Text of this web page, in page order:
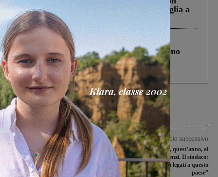
Fiorentino l’uomo che aveva ucciso la figlia a
Levane nel 2020
Cronaca 4 Agosto 2026
Un anno fa la strage in A1 in cui morirono
Gianni, Giulia e Franco. Lo schianto, il
processo, lo stop ai sorpassi fra tir....
Articolo precedente
Gli juniores nazionali della
Sangiovannese battuti dal Gavorrano
Articolo successivo
Le tre corone d’oro, quest’anno, al
Premier Matteo Renzi. Il sindaco:
“Uno dei cittadini più legati a questo
paese”